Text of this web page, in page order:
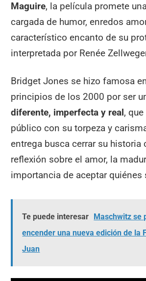
Maguire, la película promete
cargada de humor, enredos
característico encanto de su
interpretada por Renée
Bridget Jones se hizo famosa
principios de los 2000 por ser
diferente, imperfecta y real,
público con su torpeza y
entrega busca cerrar su historia
reflexión sobre el amor, la
importancia de aceptar quiénes
Te puede interesar Maschwitz se
encender una nueva edición de la
Juan